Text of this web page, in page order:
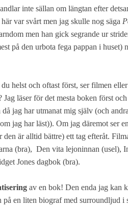
inte sällan om längtan efter
var svårt men jag skulle nog säga
men han gick segrande ur
på den urbota fega pappan i huset)
helst och oftast först, ser filmen
läser för det mesta boken först
jag har utmanat mig själv (och
jag har läst)). Om jag däremot ser
är alltid bättre) ett tag efteråt.
(bra), Den vita lejoninnan (usel),
Jones dagbok (bra).
av en bok! Den enda jag kan
en liten biograf med surroundljud